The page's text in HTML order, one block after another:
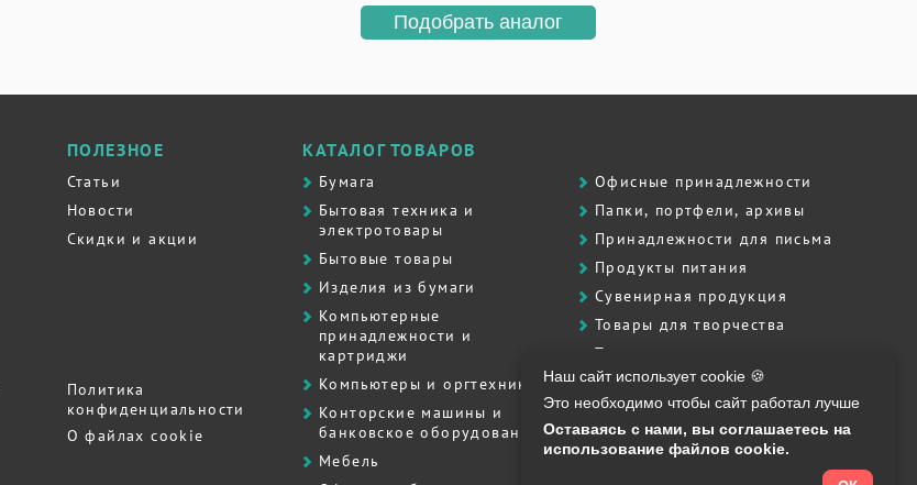
Подобрать аналог
ПОЛЕЗНОЕ
Статьи
Новости
Скидки и акции
Политика
конфиденциальности
О файлах cookie
КАТАЛОГ ТОВАРОВ
Бумага
Бытовая техника и
электротовары
Бытовые товары
Изделия из бумаги
Компьютерные
принадлежности и
картриджи
Компьютеры и оргтехника
Контоpские машины и
банковское оборудование
Мебель
Офисные принадлежности
Папки, портфели, архивы
Принадлежности для письма
Продукты питания
Сувенирная продукция
Товары для творчества
Товары для школы
Хозяйственные товары
Штемпельная продукция
Полиграфия, печати, штампы
Наш сайт использует cookie 🍪
Это необходимо чтобы сайт работал лучше
Оставаясь с нами, вы соглашаетесь на
использование файлов cookie.